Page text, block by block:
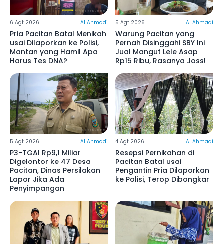
6 Agt 2026 Al Ahmadi
Pria Pacitan Batal Menikah
usai Dilaporkan ke Polisi,
Mantan yang Hamil Apa
Harus Tes DNA?
5 Agt 2026 Al Ahmadi
Warung Pacitan yang
Pernah Disinggahi SBY Ini
Jual Mangut Lele Asap
Rp15 Ribu, Rasanya Joss!
5 Agt 2026 Al Ahmadi
P3-TGAI Rp9,1 Miliar
Digelontor ke 47 Desa
Pacitan, Dinas Persilakan
Lapor Jika Ada
Penyimpangan
4 Agt 2026 Al Ahmadi
Resepsi Pernikahan di
Pacitan Batal usai
Pengantin Pria Dilaporkan
ke Polisi, Terop Dibongkar